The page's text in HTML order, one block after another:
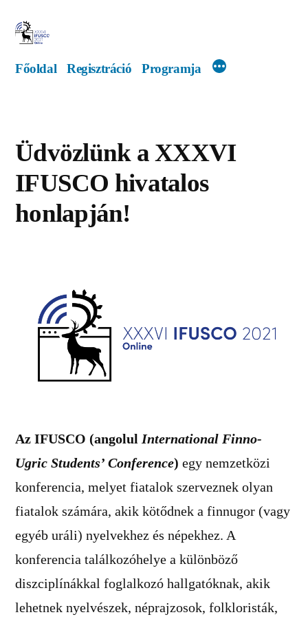
Főoldal Regisztráció Programja
Üdvözlünk a XXXVI
IFUSCO hivatalos
honlapján!
Az IFUSCO (angolul International Finno-
Ugric Students’ Conference) egy nemzetközi
konferencia, melyet fiatalok szerveznek olyan
fiatalok számára, akik kötődnek a finnugor (vagy
egyéb uráli) nyelvekhez és népekhez. A
konferencia találkozóhelye a különböző
diszciplínákkal foglalkozó hallgatóknak, akik
lehetnek nyelvészek, néprajzosok, folkloristák,